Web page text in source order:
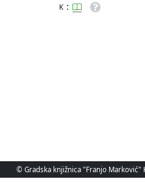
K :
© Gradska knjižnica "Franjo Marković"